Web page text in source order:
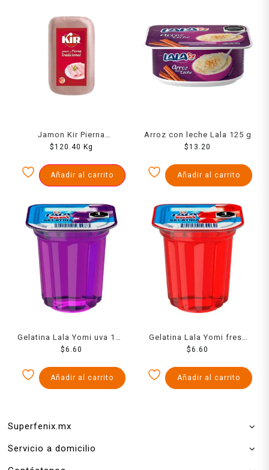
Jamon Kir Pierna
Tradicional 1000Gr
$120.40 Kg
Añadir al carrito
Arroz con leche Lala 125 g
$13.20
Añadir al carrito
Gelatina Lala Yomi uva 100
g
$6.60
Añadir al carrito
Gelatina Lala Yomi fresa
100 g
$6.60
Añadir al carrito
Superfenix.mx
Servicio a domicilio